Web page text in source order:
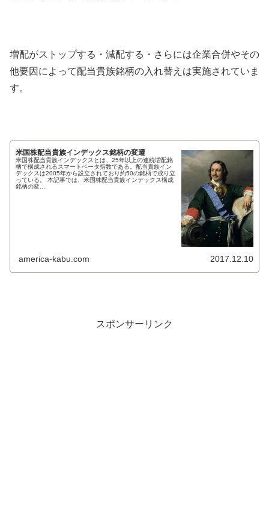
増配がストップする・減配する・さらには企業合併やその
他要因によって配当貴族銘柄の入れ替えは実施されていま
す。
米国株配当貴族インデックス銘柄の変遷
米国株配当貴族インデックスとは、25年以上の連続増配銘
柄で構成されるスマートベータ指数である。配当貴族イン
デックスは2005年から設立されており約50の銘柄で成り立
っている。 本記事では、米国株配当貴族インデックス構成
銘柄の変...
america-kabu.com 2017.12.10
スポンサーリンク